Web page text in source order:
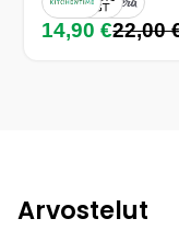
14,90 €22,00
Arvostelut